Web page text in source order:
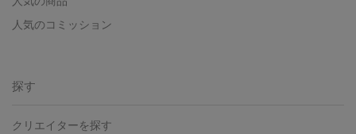
人気のコミッション
探す
クリエイターを探す